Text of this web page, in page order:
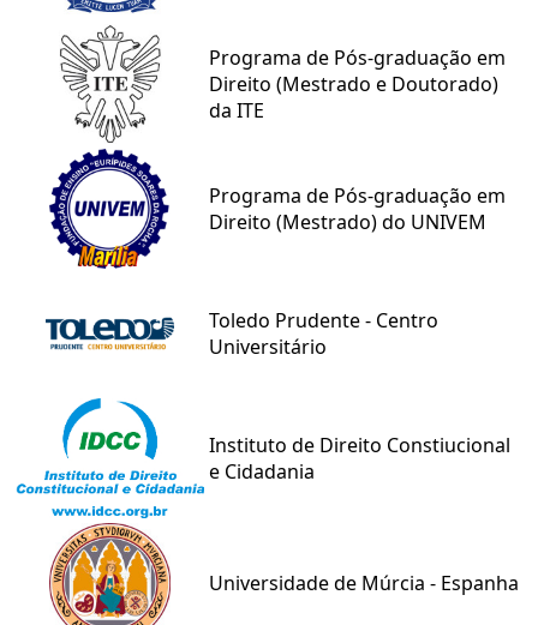
Programa de Pós-graduação em
Direito (Mestrado e Doutorado)
da ITE
Programa de Pós-graduação em
Direito (Mestrado) do UNIVEM
Toledo Prudente - Centro
Universitário
Instituto de Direito Constiucional
e Cidadania
Universidade de Múrcia - Espanha